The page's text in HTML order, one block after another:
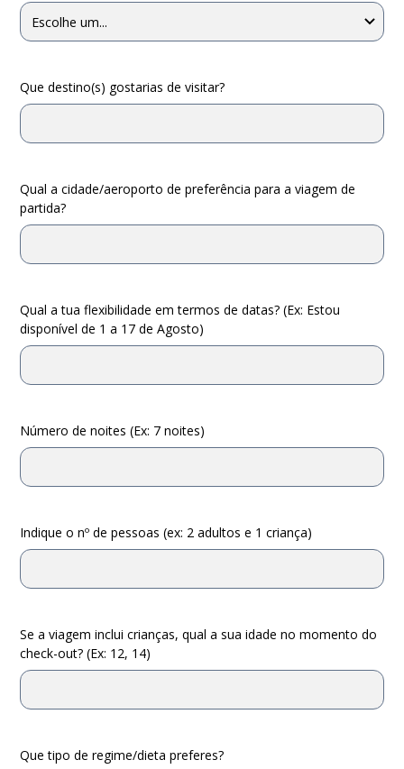
Que destino(s) gostarias de visitar?
Qual a cidade/aeroporto de preferência para a viagem de
partida?
Qual a tua flexibilidade em termos de datas? (Ex: Estou
disponível de 1 a 17 de Agosto)
Número de noites (Ex: 7 noites)
Indique o nº de pessoas (ex: 2 adultos e 1 criança)
Se a viagem inclui crianças, qual a sua idade no momento do
check-out? (Ex: 12, 14)
Que tipo de regime/dieta preferes?